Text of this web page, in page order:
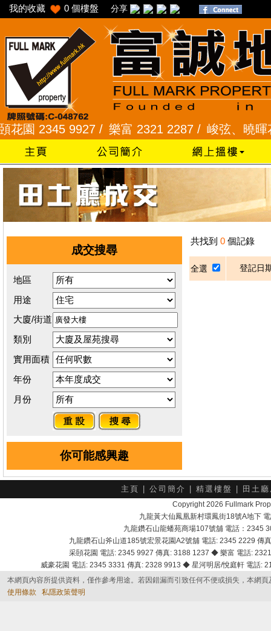
我的收藏 0 個樓盤 分享
2345 9927 /樂富 2321 2287 /峻弦、曉暉花
成交搜尋
地區
用途
大廈/街道
類別
實用面積
年份
月份
你可能感興趣
共找到 0 個記錄
全選 登記日
主頁 公司簡介 精選樓盤 田土
Copyright 2026 Fullmark
九龍黃大仙鳳凰新村環鳳街18號A地下
九龍鑽石山龍蟠苑商場107號舖 電話：2345
九龍鑽石山斧山道185號宏景花園A2號舖 電話: 2345 2229
采頣花園 電話: 2345 9927 傳真: 3188 1237 ◆ 樂富 電話:
威豪花園 電話: 2345 3331 傳真: 2328 9913 ◆ 星河明居/悅庭軒 電話
本網頁內容所提供資料，僅作參考用途。若因錯漏而引致任何不便或損失，本網
使用條款
私隱政策聲明